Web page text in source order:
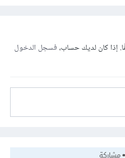
إذا كان لديك حساب،فسجل الدخول
مشاركة